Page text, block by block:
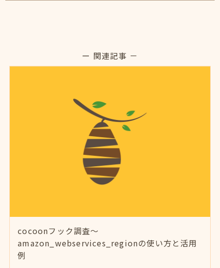
ー 関連記事 －
cocoonフック調査～
amazon_webservices_regionの使い方と活用
例